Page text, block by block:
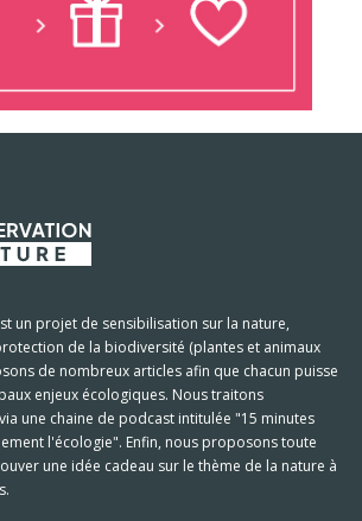
un projet de sensibilisation sur la nature,
de la biodiversité (plantes et animaux
de nombreux articles afin que chacun puisse
enjeux écologiques. Nous traitons
une chaine de podcast intitulée "15 minutes
l'écologie". Enfin, nous proposons toute
une idée cadeau sur le thème de la nature à